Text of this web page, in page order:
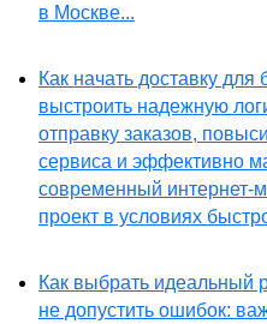
в Москве...
Как начать доставку
выстроить надежную
отправку заказов,
сервиса и эффективно
современный интернет-
проект в условиях
Как выбрать идеальный
не допустить ошибок: